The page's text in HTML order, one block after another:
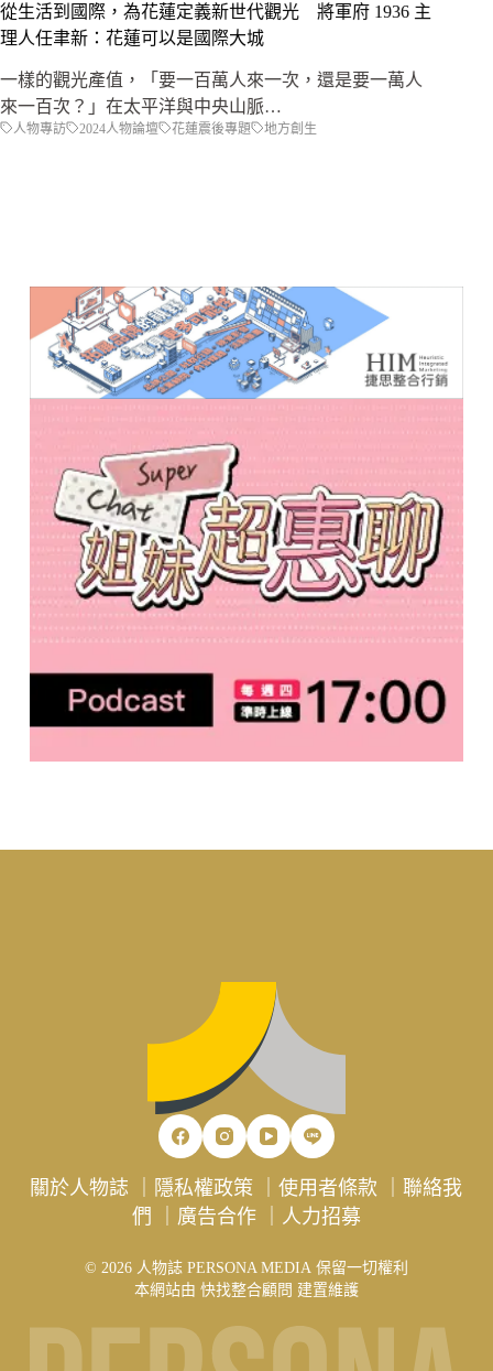
從生活到國際，為花蓮定義新世代觀光 將軍府 1936 主
理人任聿新：花蓮可以是國際大城
一樣的觀光產值，「要一百萬人來一次，還是要一萬人
來一百次？」在太平洋與中央山脈…
人物專訪 2024人物論壇 花蓮震後專題 地方創生
關於人物誌 隱私權政策 ｜使用者條款 ｜聯絡我
們
廣告合作｜ 人力招募
© 2026 人物誌 PERSONA MEDIA 保留一切權利
本網站由 快找整合顧問 建置維護